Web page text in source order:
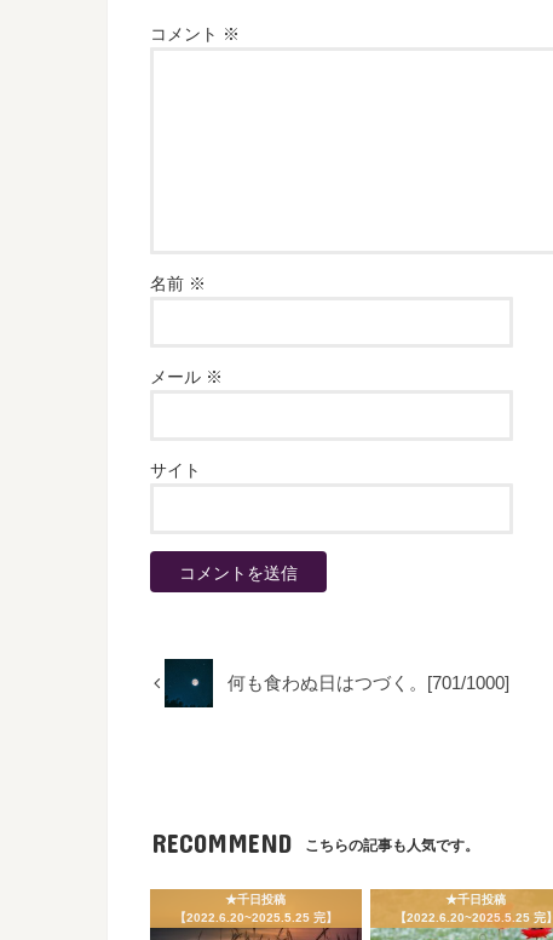
コメント ※
名前 ※
メール ※
サイト
何も食わぬ日はつづく。[701/1000]
RECOMMEND こちらの記事も人気です。
★千日投稿
【2022.6.20~2025.5.25 完】
★千日投稿
【2022.6.20~2025.5.25 完】